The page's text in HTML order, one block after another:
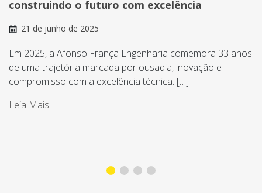
construindo o futuro com excelência
21 de junho de 2025
Em 2025, a Afonso França Engenharia comemora 33 anos
de uma trajetória marcada por ousadia, inovação e
compromisso com a excelência técnica. […]
Leia Mais